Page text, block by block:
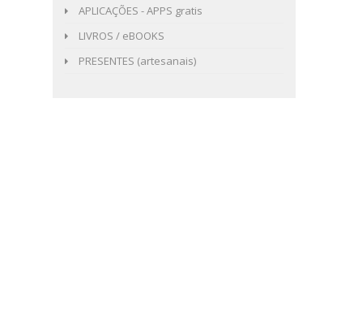
APLICAÇÕES - APPS gratis
LIVROS / eBOOKS
PRESENTES (artesanais)